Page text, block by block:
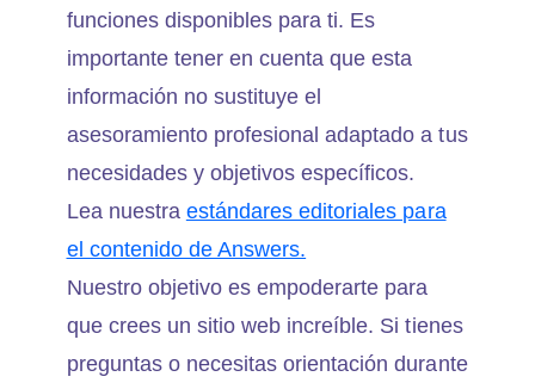
funciones disponibles para ti. Es
importante tener en cuenta que esta
información no sustituye el
asesoramiento profesional adaptado a tus
necesidades y objetivos específicos.
Lea nuestra estándares editoriales para
el contenido de Answers.
Nuestro objetivo es empoderarte para
que crees un sitio web increíble. Si tienes
preguntas o necesitas orientación durante